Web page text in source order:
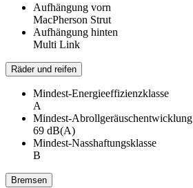
Aufhängung vorn
MacPherson Strut
Aufhängung hinten
Multi Link
Räder und reifen
Mindest-Energieeffizienzklasse
A
Mindest-Abrollgeräuschentwicklung
69 dB(A)
Mindest-Nasshaftungsklasse
B
Bremsen